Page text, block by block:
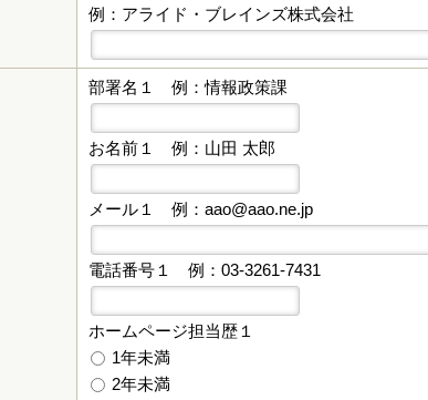
例：アライド・ブレインズ株式会社
部署名１ 例：情報政策課
お名前１ 例：山田 太郎
メール１ 例：aao@aao.ne.jp
電話番号１ 例：03-3261-7431
ホームページ担当歴１
1年未満
2年未満